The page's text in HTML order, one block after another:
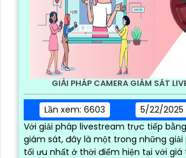
lại và truyền trực tiếp các trận đấu,
dễ dàng theo dõi trận đấu trong thời
Người dùng có thể cắt video khoảnh
tiếp và dễ dàng